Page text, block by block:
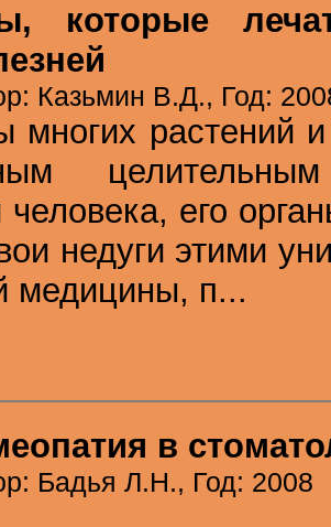
которые
Казьмин В.Д., Год:
многих растений
человека, его
недуги этими
медицины, п...
в
Бадья Л.Н., Год: 2008